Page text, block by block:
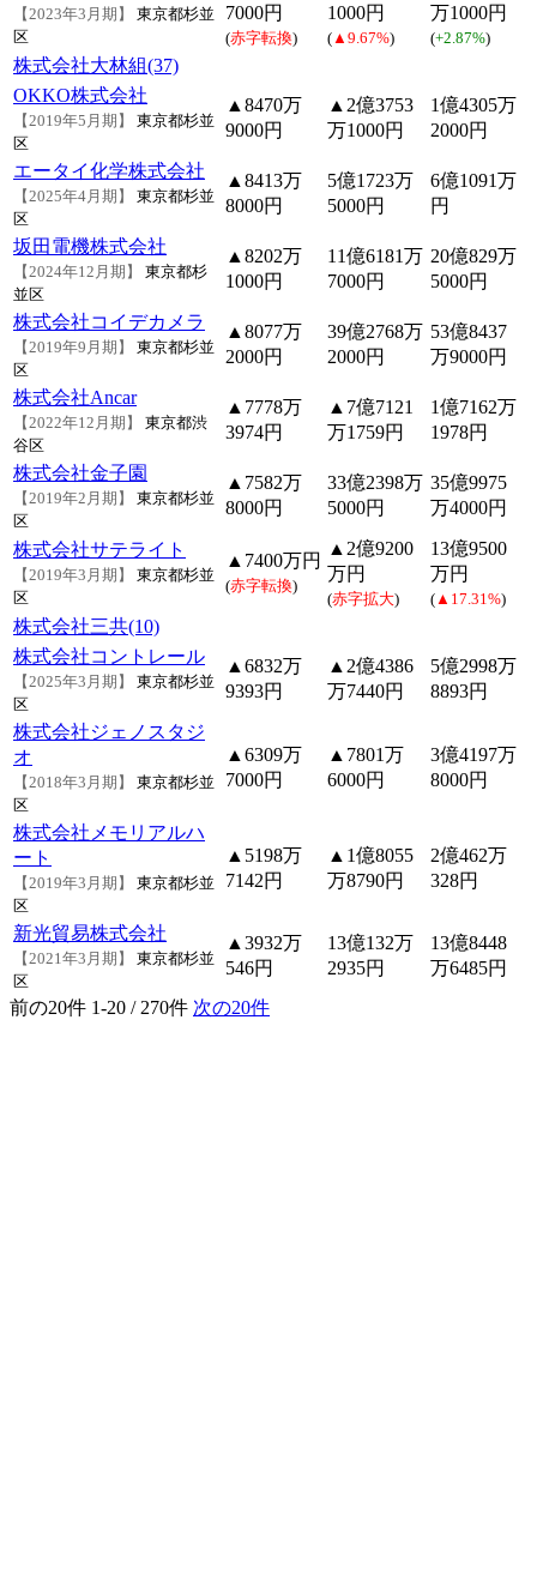
【2023年3月期】
東京都杉並
区
7000円
(赤字転換)
1000円
( ▲9.67%)
万1000円
(+2.87%)
株式会社大林組(37)
OKKO株式会社
【2019年5月期】
東京都杉並
区
▲8470万
9000円
▲2億3753
万1000円
1億4305万
2000円
エータイ化学株式会社
【2025年4月期】
東京都杉並
区
▲8413万
8000円
5億1723万
5000円
6億1091万
円
坂田電機株式会社
【2024年12月期】
東京都杉
並区
▲8202万
1000円
11億6181万
7000円
20億829万
5000円
株式会社コイデカメラ
【2019年9月期】
東京都杉並
区
▲8077万
2000円
39億2768万
2000円
53億8437
万9000円
株式会社Ancar
【2022年12月期】
東京都渋
谷区
▲7778万
3974円
▲7億7121
万1759円
1億7162万
1978円
株式会社金子園
【2019年2月期】
東京都杉並
区
▲7582万
8000円
33億2398万
5000円
35億9975
万4000円
株式会社サテライト
【2019年3月期】
東京都杉並
区
▲7400万円
(赤字転換)
▲2億9200
万円
(赤字拡大)
13億9500
万円
( ▲17.31%)
株式会社三共(10)
株式会社コントレール
【2025年3月期】
東京都杉並
区
▲6832万
9393円
▲2億4386
万7440円
5億2998万
8893円
株式会社ジェノスタジ
オ
【2018年3月期】
東京都杉並
区
▲6309万
7000円
▲7801万
6000円
3億4197万
8000円
株式会社メモリアルハ
ート
【2019年3月期】
東京都杉並
区
▲5198万
7142円
▲1億8055
万8790円
2億462万
328円
新光貿易株式会社
【2021年3月期】
東京都杉並
区
▲3932万
546円
13億132万
2935円
13億8448
万6485円
前の20件 1-20 / 270件 次の20件